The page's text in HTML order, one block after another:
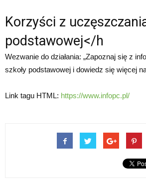
Korzyści z
podstawowej</h
Wezwanie do działania: „Zapoznaj się z
szkoły podstawowej i dowiedz się więcej
Link tagu HTML: https://www.infopc.pl/